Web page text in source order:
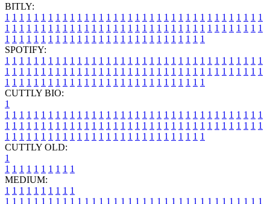
BITLY:
1 1 1 1 1 1 1 1 1 1 1 1 1 1 1 1 1 1 1 1 1 1 1 1 1 1 1 1 1 1 1 1 1 1 1 1
1 1 1 1 1 1 1 1 1 1 1 1 1 1 1 1 1 1 1 1 1 1 1 1 1 1 1 1 1 1 1 1 1 1 1 1
1 1 1 1 1 1 1 1 1 1 1 1 1 1 1 1 1 1 1 1 1 1 1 1 1 1 1 1
SPOTIFY:
1 1 1 1 1 1 1 1 1 1 1 1 1 1 1 1 1 1 1 1 1 1 1 1 1 1 1 1 1 1 1 1 1 1 1 1
1 1 1 1 1 1 1 1 1 1 1 1 1 1 1 1 1 1 1 1 1 1 1 1 1 1 1 1 1 1 1 1 1 1 1 1
1 1 1 1 1 1 1 1 1 1 1 1 1 1 1 1 1 1 1 1 1 1 1 1 1 1 1 1
CUTTLY BIO:
1
1 1 1 1 1 1 1 1 1 1 1 1 1 1 1 1 1 1 1 1 1 1 1 1 1 1 1 1 1 1 1 1 1 1 1 1
1 1 1 1 1 1 1 1 1 1 1 1 1 1 1 1 1 1 1 1 1 1 1 1 1 1 1 1 1 1 1 1 1 1 1 1
1 1 1 1 1 1 1 1 1 1 1 1 1 1 1 1 1 1 1 1 1 1 1 1 1 1 1 1
CUTTLY OLD:
1
1 1 1 1 1 1 1 1 1 1
MEDIUM:
1 1 1 1 1 1 1 1 1 1
1 1 1 1 1 1 1 1 1 1 1 1 1 1 1 1 1 1 1 1 1 1 1 1 1 1 1 1 1 1 1 1 1 1 1 1